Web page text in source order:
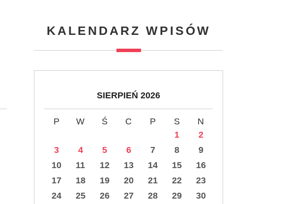
KALENDARZ WPISÓW
SIERPIEŃ 2026
P W Ś C P S
N
1
2
3
4 5 6 7 8
9
10
11 12 13 14 15
16
17
18 19 20 21 22
23
24
25 26 27 28 29
30